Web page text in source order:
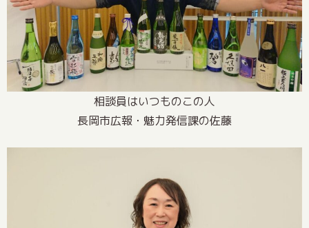
相談員はいつものこの人
長岡市広報・魅力発信課の佐藤